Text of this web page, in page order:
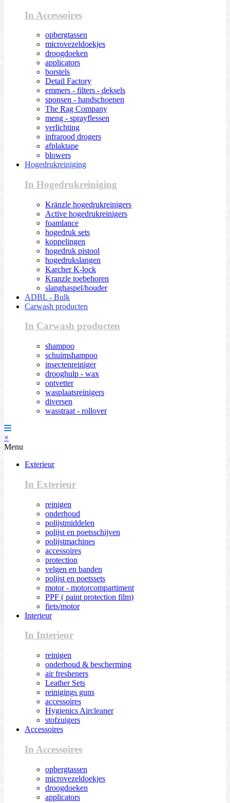
In Accessoires
opbergtassen
microvezeldoekjes
droogdoeken
applicators
borstels
Detail Factory
emmers - filters - deksels
sponsen - handschoenen
The Rag Company
meng - sprayflessen
verlichting
infrarood drogers
afplaktape
blowers
Hogedrukreiniging
In Hogedrukreiniging
Kränzle hogedrukreinigers
Active hogedrukreinigers
foamlance
hogedruk sets
koppelingen
hogedruk pistool
hogedrukslangen
Karcher K-lock
Kranzle toebehoren
slanghaspel/houder
ADBL - Bulk
Carwash producten
In Carwash producten
shampoo
schuimshampoo
insectenreiniger
drooghulp - wax
ontvetter
wasplaatsreinigers
diversen
wasstraat - rollover
×
Menu
Exterieur
In Exterieur
reinigen
onderhoud
polijstmiddelen
polijst en poetsschijven
polijstmachines
accessoires
protection
velgen en banden
polijst en poetssets
motor - motorcompartiment
PPF ( paint protection film)
fiets/motor
Interieur
In Interieur
reinigen
onderhoud & bescherming
air fresheners
Leather Sets
reinigings guns
accessoires
Hygienics Aircleaner
stofzuigers
Accessoires
In Accessoires
opbergtassen
microvezeldoekjes
droogdoeken
applicators